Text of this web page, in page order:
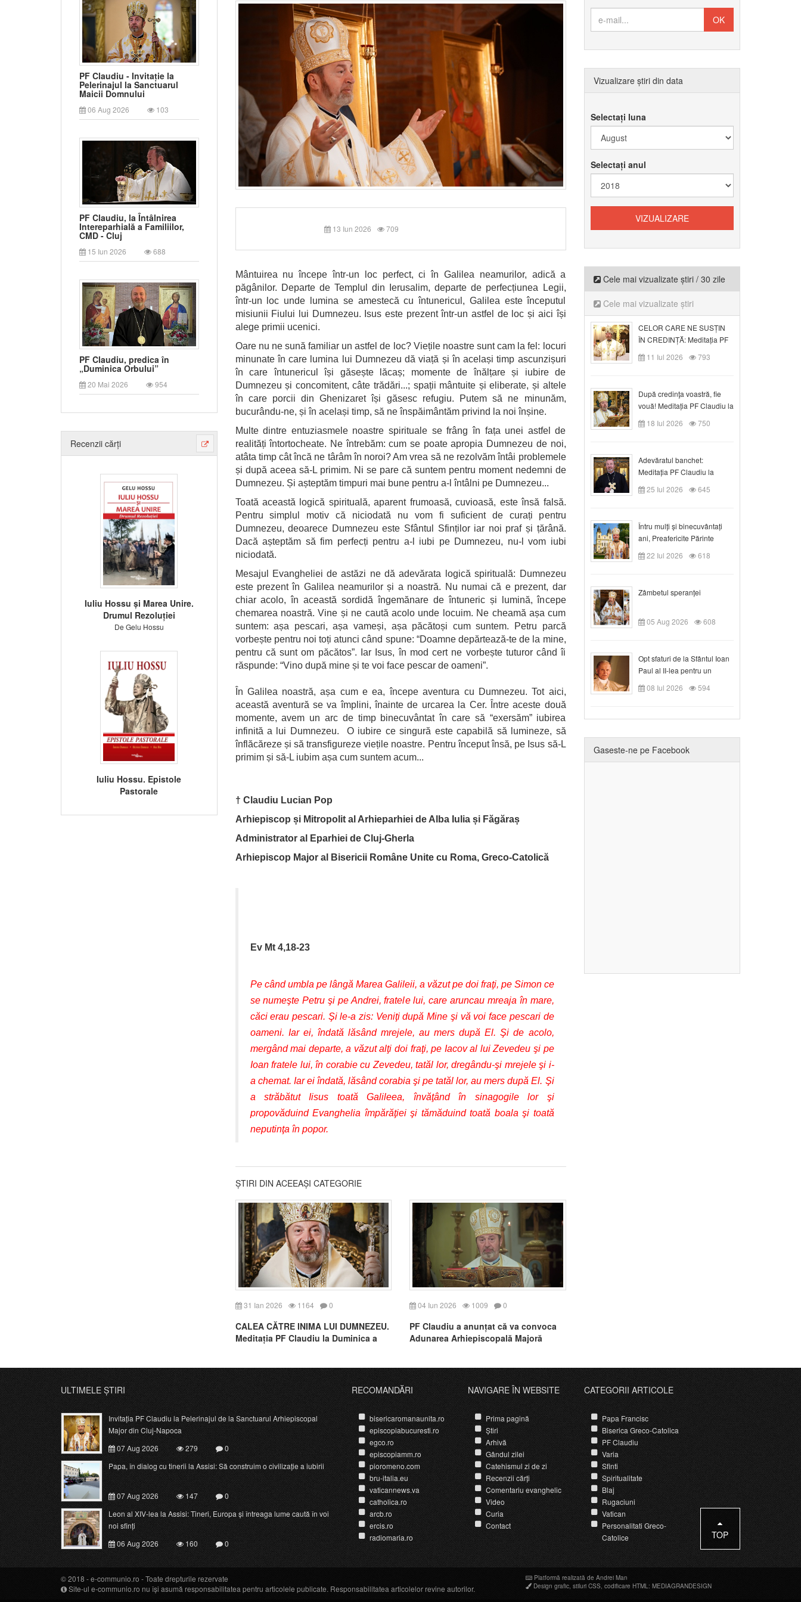
PF Claudiu - Invitație la
Pelerinajul la Sanctuarul
Maicii Domnului
06 Aug 2026 103
PF Claudiu, la Întâlnirea
Intereparhială a Familiilor,
CMD - Cluj
15 Iun 2026 688
PF Claudiu, predica în
„Duminica Orbului”
20 Mai 2026 954
Recenzii cărți
Iuliu Hossu și Marea Unire.
Drumul Rezoluției
De Gelu Hossu
Iuliu Hossu. Epistole
Pastorale
13 Iun 2026 709
Mântuirea nu începe într-un loc perfect, ci în Galilea neamurilor, adică a
păgânilor. Departe de Templul din Ierusalim, departe de perfecțiunea Legii,
într-un loc unde lumina se amestecă cu întunericul, Galilea este începutul
misiunii Fiului lui Dumnezeu. Isus este prezent într-un astfel de loc și aici își
alege primii ucenici.
Oare nu ne sună familiar un astfel de loc? Viețile noastre sunt cam la fel: locuri
minunate în care lumina lui Dumnezeu dă viață și în același timp ascunzișuri
în care întunericul își găsește lăcaș; momente de înălțare și iubire de
Dumnezeu și concomitent, câte trădări...; spații mântuite și eliberate, și altele
în care porcii din Ghenizaret își găsesc refugiu. Putem să ne minunăm,
bucurându-ne, și în același timp, să ne înspăimântăm privind la noi înșine.
Multe dintre entuziasmele noastre spirituale se frâng în fața unei astfel de
realități întortocheate. Ne întrebăm: cum se poate apropia Dumnezeu de noi,
atâta timp cât încă ne târâm în noroi? Am vrea să ne rezolvăm întâi problemele
și după aceea să-L primim. Ni se pare că suntem pentru moment nedemni de
Dumnezeu. Și așteptăm timpuri mai bune pentru a-l întâlni pe Dumnezeu...
Toată această logică spirituală, aparent frumoasă, cuvioasă, este însă falsă.
Pentru simplul motiv că niciodată nu vom fi suficient de curați pentru
Dumnezeu, deoarece Dumnezeu este Sfântul Sfinților iar noi praf și țărână.
Dacă așteptăm să fim perfecți pentru a-l iubi pe Dumnezeu, nu-l vom iubi
niciodată.
Mesajul Evangheliei de astăzi ne dă adevărata logică spirituală: Dumnezeu
este prezent în Galilea neamurilor și a noastră. Nu numai că e prezent, dar
chiar acolo, în această sordidă îngemănare de întuneric și lumină, începe
chemarea noastră. Vine și ne caută acolo unde locuim. Ne cheamă așa cum
suntem: așa pescari, așa vameși, așa păcătoși cum suntem. Petru parcă
vorbește pentru noi toți atunci când spune: “Doamne depărtează-te de la mine,
pentru că sunt om păcătos”. Iar Isus, în mod cert ne vorbește tuturor când îi
răspunde: “Vino după mine și te voi face pescar de oameni”.
În Galilea noastră, așa cum e ea, începe aventura cu Dumnezeu. Tot aici,
această aventură se va împlini, înainte de urcarea la Cer. Între aceste două
momente, avem un arc de timp binecuvântat în care să “exersăm” iubirea
infinită a lui Dumnezeu. O iubire ce singură este capabilă să lumineze, să
înflăcăreze și să transfigureze viețile noastre. Pentru început însă, pe Isus să-L
primim și să-L iubim așa cum suntem acum...
† Claudiu Lucian Pop
Arhiepiscop și Mitropolit al Arhieparhiei de Alba Iulia și Făgăraș
Administrator al Eparhiei de Cluj-Gherla
Arhiepiscop Major al Bisericii Române Unite cu Roma, Greco-Catolică
Ev Mt 4,18-23
Pe când umbla pe lângă Marea Galileii, a văzut pe doi fraţi, pe Simon ce
se numeşte Petru şi pe Andrei, fratele lui, care aruncau mreaja în mare,
căci erau pescari. Şi le-a zis: Veniţi după Mine şi vă voi face pescari de
oameni. Iar ei, îndată lăsând mrejele, au mers după El. Şi de acolo,
mergând mai departe, a văzut alţi doi fraţi, pe Iacov al lui Zevedeu şi pe
Ioan fratele lui, în corabie cu Zevedeu, tatăl lor, dregându-şi mrejele şi i-
a chemat. Iar ei îndată, lăsând corabia şi pe tatăl lor, au mers după El. Şi
a străbătut Iisus toată Galileea, învăţând în sinagogile lor şi
propovăduind Evanghelia împărăţiei şi tămăduind toată boala şi toată
neputinţa în popor.
ȘTIRI DIN ACEEAȘI CATEGORIE
31 Ian 2026 1164 0
CALEA CĂTRE INIMA LUI DUMNEZEU.
Meditația PF Claudiu la Duminica a
04 Iun 2026 1009 0
PF Claudiu a anunțat că va convoca
Adunarea Arhiepiscopală Majoră
Vizualizare știri din data
Selectați luna
Selectați anul
Cele mai vizualizate știri / 30 zile
Cele mai vizualizate știri
CELOR CARE NE SUSȚIN
ÎN CREDINȚĂ: Meditația PF
Claudiu la Duminica a VI-a
după Rusalii
11 Iul 2026 793
După credinţa voastră, fie
vouă! Meditația PF Claudiu la
duminica a VII-a după Rusalii
18 Iul 2026 750
Adevăratul banchet:
Meditația PF Claudiu la
Duminica a VIII-a după
Rusalii
25 Iul 2026 645
Întru mulți și binecuvântați
ani, Preafericite Părinte
Claudiu!
22 Iul 2026 618
Zâmbetul speranței
05 Aug 2026 608
Opt sfaturi de la Sfântul Ioan
Paul al II-lea pentru un
creștin
08 Iul 2026 594
Gaseste-ne pe Facebook
ULTIMELE ȘTIRI
Invitația PF Claudiu la Pelerinajul de la Sanctuarul Arhiepiscopal
Major din Cluj-Napoca
07 Aug 2026
279
0
Papa, în dialog cu tinerii la Assisi: Să construim o civilizație a iubirii
07 Aug 2026 147
0
Leon al XIV-lea la Assisi: Tineri, Europa și întreaga lume caută în voi
noi sfinți
06 Aug 2026
160 0
RECOMANDĂRI
bisericaromanaunita.ro
episcopiabucuresti.ro
egco.ro
episcopiamm.ro
pioromeno.com
bru-italia.eu
vaticannews.va
catholica.ro
arcb.ro
ercis.ro
radiomaria.ro
NAVIGARE ÎN WEBSITE
Prima pagină
Știri
Arhivă
Gândul zilei
Catehismul zi de zi
Recenzii cărți
Comentariu evanghelic
Video
Curia
Contact
CATEGORII ARTICOLE
Papa Francisc
Biserica Greco-Catolica
PF Claudiu
Varia
Sfinti
Spiritualitate
Blaj
Rugaciuni
Vatican
Personalitati Greco-
Catolice
TOP
© 2018 -e-communio.ro - Toate drepturile rezervate
Site-ul e-communio.ro nu își asumă responsabilitatea pentru articolele publicate. Responsabilitatea articolelor revine autorilor.
Platformă realizată de Andrei Man
Design grafic stiluri CSS codificare HTML : MEDIAGRANDESIGN